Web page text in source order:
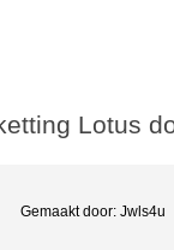
Lotus
Gemaakt door: Jwls4u